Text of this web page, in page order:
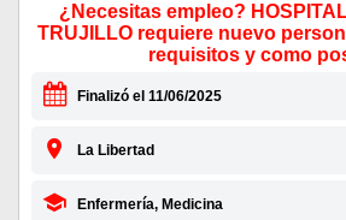
¿Necesitas empleo?
TRUJILLO requiere nuevo
requisitos y como
Finalizó el 11/06/2025
La Libertad
Enfermería, Medicina